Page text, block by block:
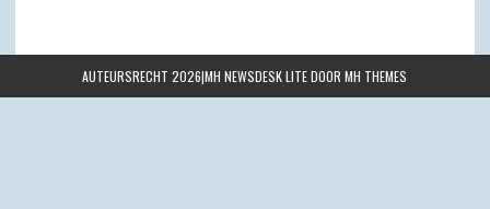
AUTEURSRECHT 2026|MH NEWSDESK LITE DOORMH THEMES